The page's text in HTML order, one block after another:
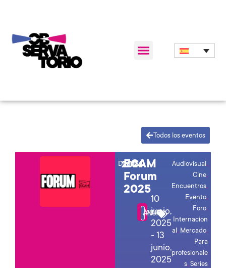
Todos los eventos
Desde
2024
ECAM
Forum
2025
Foro
ANUAL
10
junio,
2025
-13
junio,
2025
Audiovisual,
Cine,
Encuentros,
Evento,
Foro,
Internacion
al, Mercado,
Para
profesionale
s,Series